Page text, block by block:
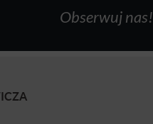
Obserwuj nas!